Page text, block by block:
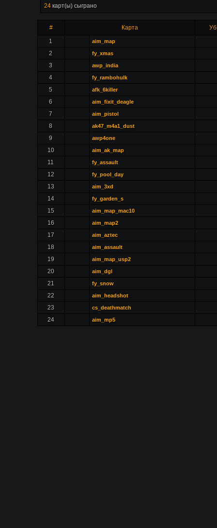
24 карт(ы) сыграно
# Карта
1
aim_map
2 fy_xmas
3 awp_india
4 fy_rambohulk
5 afk_6killer
6 aim_fixit_deagle
7 aim_pistol
8 ak47_m4a1_dust
9 awp4one
10 aim_ak_map
11 fy_assault
12 fy_pool_day
13 aim_3xd
14 fy_garden_s
15 aim_map_mac10
16 aim_map2
17 aim_aztec
18 aim_assault
19 aim_map_usp2
20 aim_dgl
21 fy_snow
22 aim_headshot
23 cs_deathmatch
24 aim_mp5